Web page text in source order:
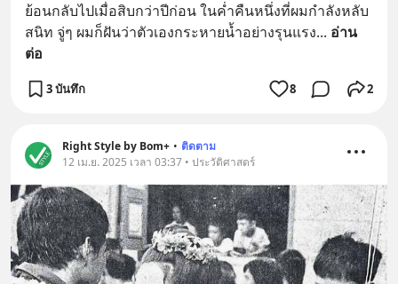
ย้อนกลับไปเมื่อสิบกว่าปีก่อน ในค่ำคืนหนึ่งที่ผมกำลังหลับ
สนิท จู่ๆ ผมก็ฝันว่าตัวเองกระหายน้ำอย่างรุนแรง... อ่าน
ต่อ
3 บันทึก 8 2
Right Style by Bom+ • ติดตาม
12 เม.ย. 2025 เวลา 03:37 • ประวัติศาสตร์